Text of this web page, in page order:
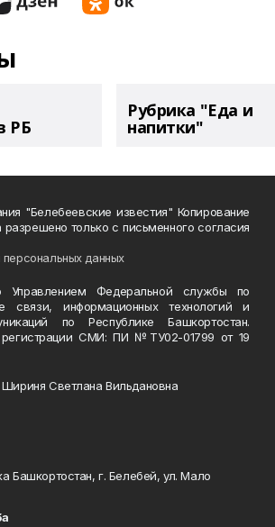
РБ
Рубрика "Еда и
напитки"
"Белебеевские известия" Копирование
только с письменного согласия
данных
Управлением Федеральной службы по
связи, информационных технологий и
по Республике Башкортостан.
регистрации СМИ: ПИ №ТУ02-01799 от 19
Светлана Вильдановна
Башкортостан, г. Белебей, ул. Мало